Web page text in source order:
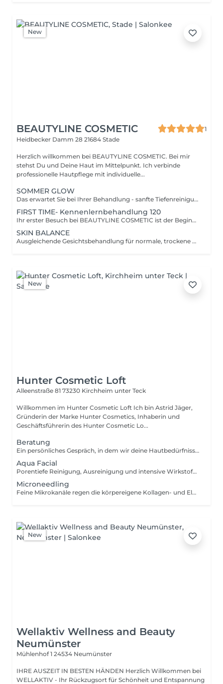
New
BEAUTYLINE COSMETIC
1
Heidbecker Damm 28 21684 Stade
Herzlich willkommen bei BEAUTYLINE COSMETIC. Bei mir
stehst Du und Deine Haut im Mittelpunkt. Ich verbinde
professionelle Hautpflege mit individuelle...
SOMMER GLOW
Das erwartet Sie bei Ihrer Behandlung - sanfte Tiefenreinigung - schonendes Enzympeeling - intensiver Feuchtigkeits-Boost mit hochwertigen Wirkstoffen - tiefenwirksame Spezialbehandlung zur optimalen Wirkstoffaufnahme - kühlende Relax-Massage - beruhigende Repair-Maske - Abschlusspflege mit UV- Schutz
FIRST TIME- Kennenlernbehandlung 120
Ihr erster Besuch bei BEAUTYLINE COSMETIC ist der Beginn einer individuellen Hautreise. Jede Haut ist einzigartig deshalb nehme ich mir Zeit, Ihre Haut kennenzulernen und gemeinsam die passende Pflege- und Behandlungsstrategie zu entwickeln. Ihr Ersttermin FIRST TIME Bei Ihrem ersten Termin erwartet Sie: - persönliche Hautanalyse und Anamnese - Besprechung Ihrer Hautbedürfnisse und Ziele - professionelle Gesichtsbehandlung, individuell auf Ihre Haut abgestimmt - wertvolle Pflege- und Produktempfehlungen für zu Hause - Erstellung Ihres persönlichen Behandlungskonzepts Das Ziel ist nicht nur ein kurzfristig schönes Hautbild, sondern eine langfristig gesunde und strahlende Haut. Falls Sie verhindert sind, bitten wir Sie, Ihren Termin mindestens 24 Stunden vorher abzusagen.
SKIN BALANCE
Ausgleichende Gesichtsbehandlung für normale, trockene und feuchtigkeitsarme Haut. Intensive Feuchtigkeitspflege, hochwertige Wirkstoffe und eine entspannende Massage fördern ein frisches und gepflegtes Hautbild. 90 Minuten-Behandlung enthält eine längere Massagedauer und Spezialpackung
New
Hunter Cosmetic Loft
Alleenstraße 81 73230 Kirchheim unter Teck
Willkommen im Hunter Cosmetic Loft Ich bin Astrid Jäger,
Gründerin der Marke Hunter Cosmetics, Inhaberin und
Geschäftsführerin des Hunter Cosmetic Lo...
Beratung
Ein persönliches Gespräch, in dem wir deine Hautbedürfnisse, Wünsche und Ziele besprechen als Basis für die optimale Behandlung.
Aqua Facial
Porentiefe Reinigung, Ausreinigung und intensive Wirkstoffinfusion mittels Vortex-Technologie für sofort sichtbar reine, hydrierte und strahlende Haut.
Microneedling
Feine Mikrokanäle regen die körpereigene Kollagen- und Elastinproduktion an und lassen die Haut sichtbar straffer, ebenmäßiger und jünger wirken.
New
Wellaktiv Wellness and Beauty
Neumünster
Mühlenhof 1 24534 Neumünster
IHRE AUSZEIT IN BESTEN HÄNDEN Herzlich Willkommen bei
WELLAKTIV - Ihr Rückzugsort für Schönheit und Entspannung